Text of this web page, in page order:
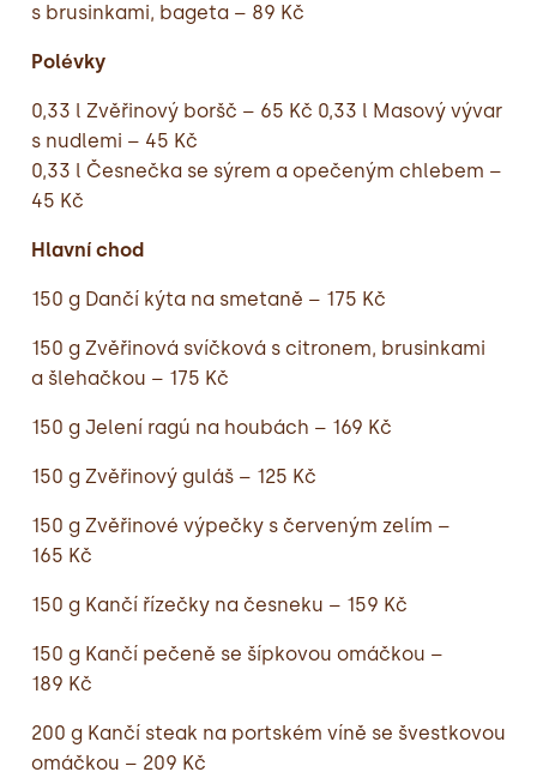
s brusinkami, bageta – 89 Kč
Polévky
0,33 l Zvěřinový boršč – 65 Kč 0,33 l Masový vývar
s nudlemi – 45 Kč
0,33 l Česnečka se sýrem a opečeným chlebem –
45 Kč
Hlavní chod
150 g Dančí kýta na smetaně – 175 Kč
150 g Zvěřinová svíčková s citronem, brusinkami
a šlehačkou – 175 Kč
150 g Jelení ragú na houbách – 169 Kč
150 g Zvěřinový guláš – 125 Kč
150 g Zvěřinové výpečky s červeným zelím –
165 Kč
150 g Kančí řízečky na česneku – 159 Kč
150 g Kančí pečeně se šípkovou omáčkou –
189 Kč
200 g Kančí steak na portském víně se švestkovou
omáčkou – 209 Kč